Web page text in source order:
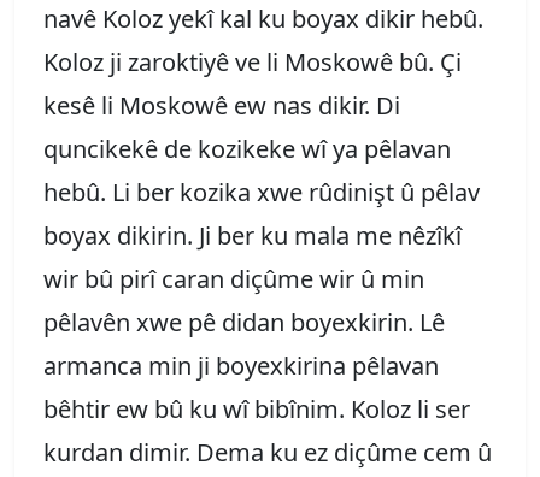
navê Koloz yekî kal ku boyax dikir hebû.
Koloz ji zaroktiyê ve li Moskowê bû. Çi
kesê li Moskowê ew nas dikir. Di
quncikekê de kozikeke wî ya pêlavan
hebû. Li ber kozika xwe rûdinişt û pêlav
boyax dikirin. Ji ber ku mala me nêzîkî
wir bû pirî caran diçûme wir û min
pêlavên xwe pê didan boyexkirin. Lê
armanca min ji boyexkirina pêlavan
bêhtir ew bû ku wî bibînim. Koloz li ser
kurdan dimir. Dema ku ez diçûme cem û